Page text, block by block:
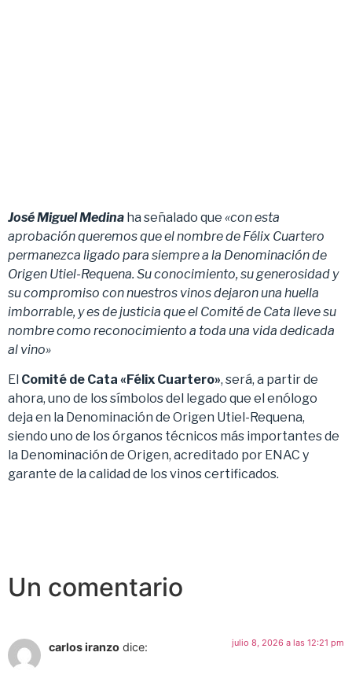
José Miguel Medina ha señalado que «con esta
aprobación queremos que el nombre de Félix Cuartero
permanezca ligado para siempre a la Denominación de
Origen Utiel-Requena. Su conocimiento, su generosidad y
su compromiso con nuestros vinos dejaron una huella
imborrable, y es de justicia que el Comité de Cata lleve su
nombre como reconocimiento a toda una vida dedicada
al vino»
El Comité de Cata «Félix Cuartero», será, a partir de
ahora, uno de los símbolos del legado que el enólogo
deja en la Denominación de Origen Utiel-Requena,
siendo uno de los órganos técnicos más importantes de
la Denominación de Origen, acreditado por ENAC y
garante de la calidad de los vinos certificados.
Un comentario
carlos iranzo dice: julio 8, 2026 a las 12:21 pm